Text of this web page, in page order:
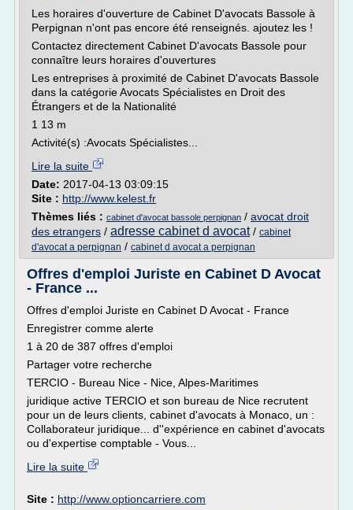
Les horaires d'ouverture de Cabinet D'avocats Bassole à
Perpignan n'ont pas encore été renseignés. ajoutez les !
Contactez directement Cabinet D'avocats Bassole pour
connaître leurs horaires d'ouvertures
Les entreprises à proximité de Cabinet D'avocats Bassole
dans la catégorie Avocats Spécialistes en Droit des
Étrangers et de la Nationalité
1 13 m
Activité(s) :Avocats Spécialistes...
Lire la suite
Date: 2017-04-13 03:09:15
Site : http://www.kelest.fr
Thèmes liés : cabinet d'avocat bassole perpignan / avocat droit
des etrangers / adresse cabinet d avocat/ cabinet
d'avocat a perpignan / cabinet d avocat a perpignan
Offres d'emploi Juriste en Cabinet D Avocat
- France ...
Offres d'emploi Juriste en Cabinet D Avocat - France
Enregistrer comme alerte
1 à 20 de 387 offres d'emploi
Partager votre recherche
TERCIO - Bureau Nice - Nice, Alpes-Maritimes
juridique active TERCIO et son bureau de Nice recrutent
pour un de leurs clients, cabinet d'avocats à Monaco, un :
Collaborateur juridique... d''expérience en cabinet d'avocats
ou d'expertise comptable - Vous...
Lire la suite
Site : http://www.optioncarriere.com